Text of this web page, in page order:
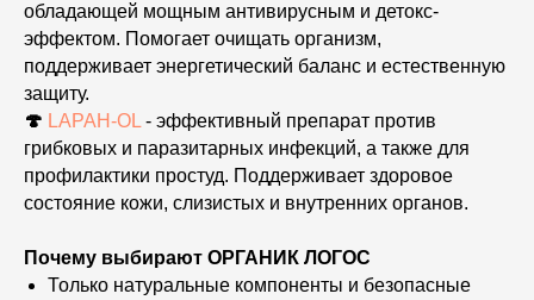
обладающей мощным антивирусным и детокс-
эффектом. Помогает очищать организм,
поддерживает энергетический баланс и естественную
защиту.
🍄 LAPAH-OL - эффективный препарат против
грибковых и паразитарных инфекций, а также для
профилактики простуд. Поддерживает здоровое
состояние кожи, слизистых и внутренних органов.
Почему выбирают ОРГАНИК ЛОГОС
Только натуральные компоненты и безопасные